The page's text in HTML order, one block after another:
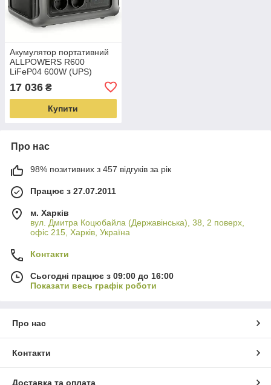
Акумулятор портативний
ALLPOWERS R600
LiFeP04 600W (UPS)
17 036 ₴
Купити
Про нас
98% позитивних з 457 відгуків за рік
Працює з 27.07.2011
м. Харків
вул. Дмитра Коцюбайла (Державінська), 38, 2 поверх,
офіс 215, Харків, Україна
Контакти
Сьогодні працює з 09:00 до 16:00
Показати весь графік роботи
Про нас
Контакти
Доставка та оплата